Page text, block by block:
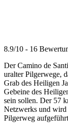
8.9/10 - 16
Der Camino de
uralter Pilgerwege,
Grab des Heiligen
Gebeine des
sein sollen. Der 57
Netzwerks und
Pilgerweg